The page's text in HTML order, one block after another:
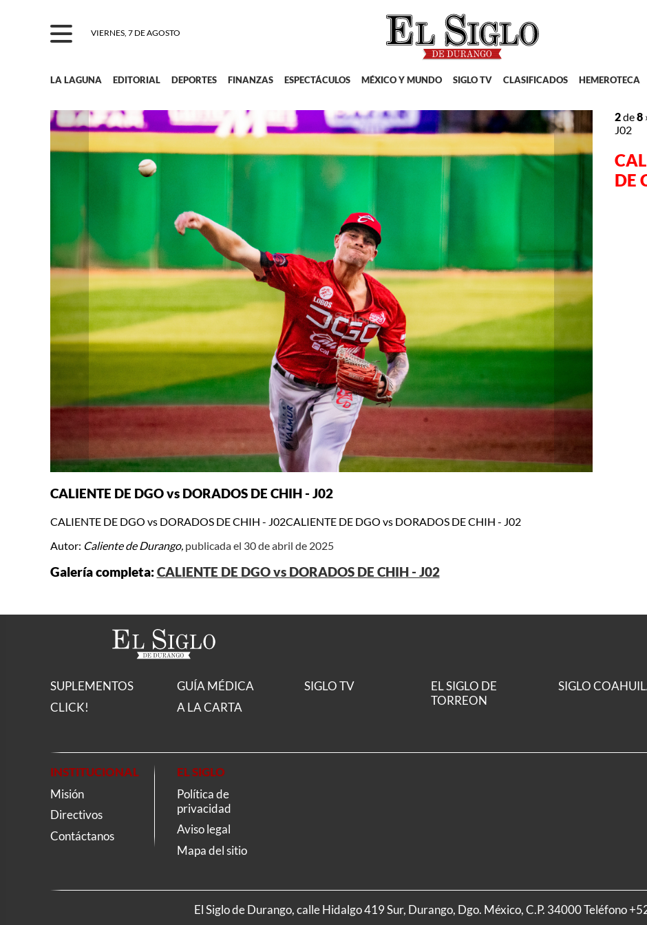
VIERNES, 7 DE AGOSTO
LA LAGUNA EDITORIAL DEPORTES FINANZAS ESPECTÁCULOS MÉXICO Y MUNDO SIGLO TV CLASIFICADOS HEMEROTECA
CALIENTE DE DGO vs DORADOS DE CHIH - J02
CALIENTE DE DGO vs DORADOS DE CHIH - J02CALIENTE DE DGO vs DORADOS DE CHIH - J02
Autor: Caliente de Durango, publicada el 30 de abril de 2025
Galería completa:CALIENTE DE DGO vs DORADOS DE CHIH - J02
2de8
J02
DE
SUPLEMENTOS
CLICK!
GUÍA MÉDICA
A LA CARTA
SIGLO TV
EL SIGLO DE
TORREON
SIGLO
INSTITUCIONAL
Misión
Directivos
Contáctanos
EL SIGLO
Política de
privacidad
Aviso legal
Mapa del sitio
El Siglo de Durango, calle Hidalgo 419 Sur, Durango, Dgo. México, C.P. 34000 Teléfono